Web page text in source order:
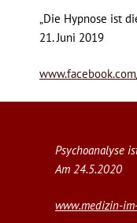
„Die Hypnose ist
21. Juni 2019
Psychoanalyse
Am 24.5.2020
www.medizin-